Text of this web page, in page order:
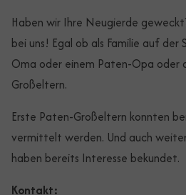
Haben wir Ihre Neugierde
bei uns! Egal ob als Familie auf der
Oma oder einem Paten-Opa oder
Großeltern.
Erste Paten-Großeltern konnten
vermittelt werden. Und auch
haben bereits Interesse bekundet.
Kontakt: